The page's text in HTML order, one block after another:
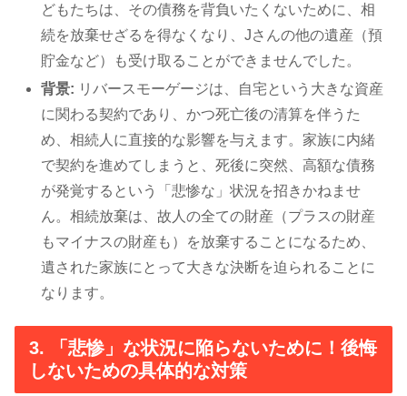
どもたちは、その債務を背負いたくないために、相
続を放棄せざるを得なくなり、Jさんの他の遺産（預
貯金など）も受け取ることができませんでした。
背景: リバースモーゲージは、自宅という大きな資産
に関わる契約であり、かつ死亡後の清算を伴うた
め、相続人に直接的な影響を与えます。家族に内緒
で契約を進めてしまうと、死後に突然、高額な債務
が発覚するという「悲惨な」状況を招きかねませ
ん。相続放棄は、故人の全ての財産（プラスの財産
もマイナスの財産も）を放棄することになるため、
遺された家族にとって大きな決断を迫られることに
なります。
3. 「悲惨」な状況に陥らないために！後悔
しないための具体的な対策